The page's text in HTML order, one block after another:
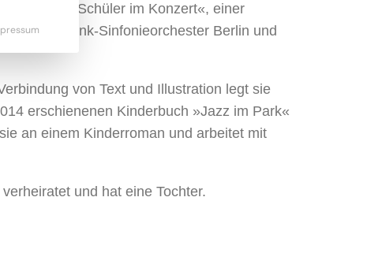
Projekt »Schüler im Konzert«, einer
Rundfunk-Sinfonieorchester Berlin und
von Text und Illustration legt sie
erschienenen Kinderbuch »Jazz im Park«
an einem Kinderroman und arbeitet mit
und hat eine Tochter.